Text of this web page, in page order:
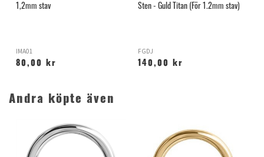
1,2mm stav
IMA01
80,00 kr
Sten - Guld Titan (För 1.2mm stav)
FGDJ
140,00 kr
Andra köpte även